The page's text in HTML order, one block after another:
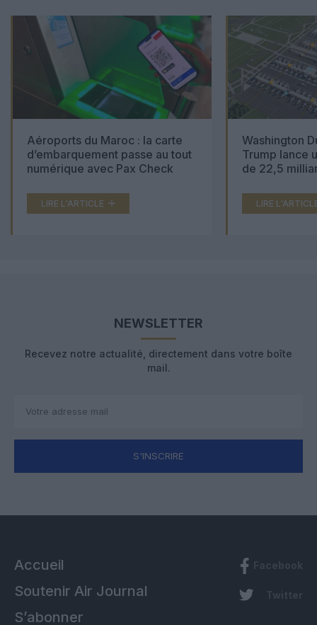
Aéroports du Maroc : la carte
d’embarquement passe au tout
numérique avec Pax Check
LIRE L'ARTICLE
Washington
Trump lance
de 22,5
LIRE
NEWSLETTER
Recevez notre actualité, directement dans votre boîte
mail.
S'INSCRIRE
Accueil
Soutenir Air Journal
S’abonner